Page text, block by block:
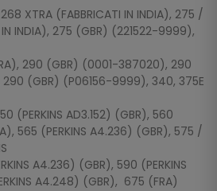
XTRA (FABBRICATI IN INDIA), 275 /
IN INDIA), 275 (GBR) (221522-9999),
290 (GBR) (0001-387020), 290
(GBR) (P06156-9999), 340, 375E
(PERKINS AD3.152) (GBR), 560
565 (PERKINS A4.236) (GBR), 575 /
A4.236) (GBR), 590 (PERKINS
A4.248) (GBR), 675 (FRA)